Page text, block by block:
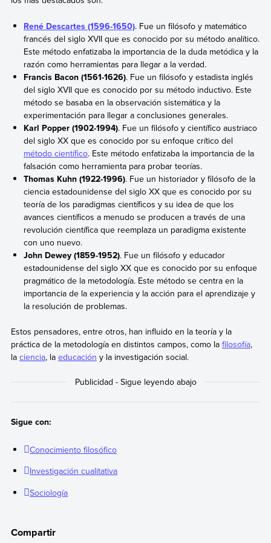
René Descartes (1596-1650). Fue un filósofo y matemático
francés del siglo XVII que es conocido por su método analítico.
Este método enfatizaba la importancia de la duda metódica y la
razón como herramientas para llegar a la verdad.
Francis Bacon (1561-1626). Fue un filósofo y estadista inglés
del siglo XVII que es conocido por su método inductivo. Este
método se basaba en la observación sistemática y la
experimentación para llegar a conclusiones generales.
Karl Popper (1902-1994). Fue un filósofo y científico austriaco
del siglo XX que es conocido por su enfoque crítico del
método científico. Este método enfatizaba la importancia de la
falsación como herramienta para probar teorías.
Thomas Kuhn (1922-1996). Fue un historiador y filósofo de la
ciencia estadounidense del siglo XX que es conocido por su
teoría de los paradigmas científicos y su idea de que los
avances científicos a menudo se producen a través de una
revolución científica que reemplaza un paradigma existente
con uno nuevo.
John Dewey (1859-1952). Fue un filósofo y educador
estadounidense del siglo XX que es conocido por su enfoque
pragmático de la metodología. Este método se centra en la
importancia de la experiencia y la acción para el aprendizaje y
la resolución de problemas.
Estos pensadores, entre otros, han influido en la teoría y la
práctica de la metodología en distintos campos, como la filosofía,
la ciencia, la educación y la investigación social.
Sigue con:
Conocimiento filosófico
Investigación cualitativa
Sociología
Compartir